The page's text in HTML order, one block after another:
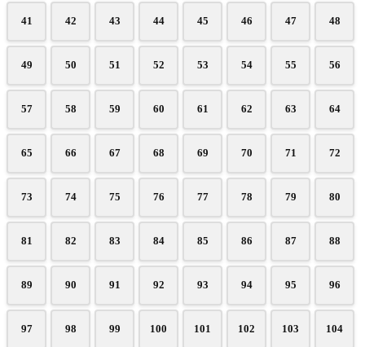
41 42 43 44 45 46 47 48
49 50 51 52 53 54 55 56
57 58 59 60 61 62 63 64
65 66 67 68 69 70 71 72
73 74 75 76 77 78 79 80
81 82 83 84 85 86 87 88
89 90 91 92 93 94 95 96
97 98 99 100 101 102 103 104